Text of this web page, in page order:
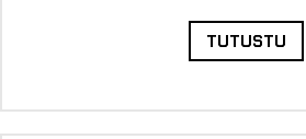
TUTUSTU